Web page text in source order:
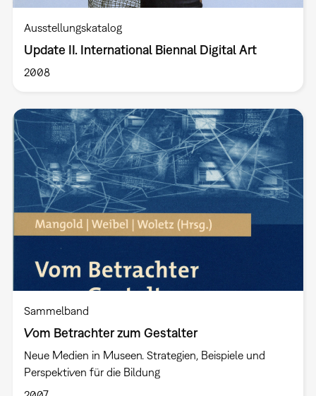
Ausstellungskatalog
Update II. International Biennal Digital Art
2008
Sammelband
Vom Betrachter zum Gestalter
Neue Medien in Museen. Strategien, Beispiele und
Perspektiven für die Bildung